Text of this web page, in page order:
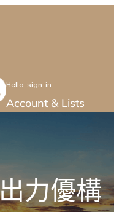
Hello sign in
Account & Lists
力優構